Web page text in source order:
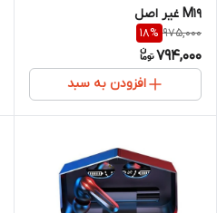
M19 غیر اصل
975,000
18%
794,000
افزودن به سبد